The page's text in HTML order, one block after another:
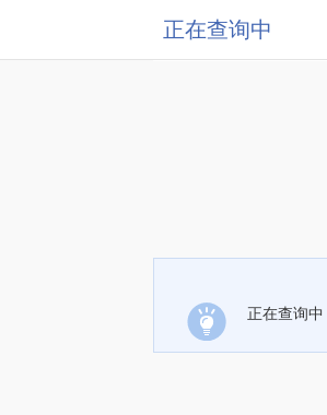
正在查询中
正在查询